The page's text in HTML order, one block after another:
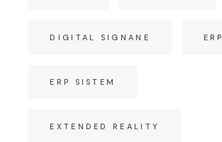
DIGITAL SIGNANE ERP
ERP SISTEM
EXTENDED REALITY